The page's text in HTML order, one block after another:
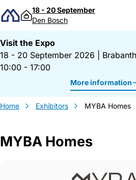
Skip to content
18 - 20 September
Den Bosch
Visit the Expo
18 - 20 September 2026
10:00 - 17:00
More information
Home Exhibitors MYBA Homes
MYBA Homes